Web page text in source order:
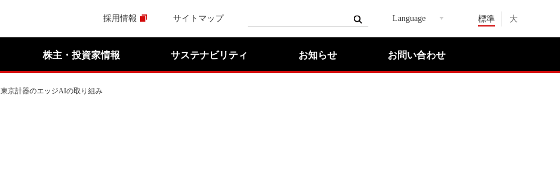
採用情報 サイトマップ Language 標準 大
お知らせ
株主・投資家情報 サステナビリティ お問い合わせ
東京計器のエッジAIの取り組み